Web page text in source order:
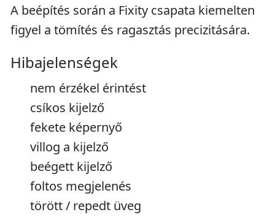
A beépítés során a Fixity csapata kiemelten
figyel a tömítés és ragasztás precizitására.
Hibajelenségek
nem érzékel érintést
csíkos kijelző
fekete képernyő
villog a kijelző
beégett kijelző
foltos megjelenés
törött / repedt üveg